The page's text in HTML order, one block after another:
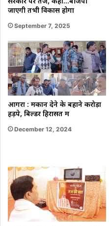
जाएगी तभी विकास होगा
September 7, 2025
आगरा : मकान देने के बहाने करोड़ों
हड़पे, बिल्डर हिरासत में
December 12, 2024